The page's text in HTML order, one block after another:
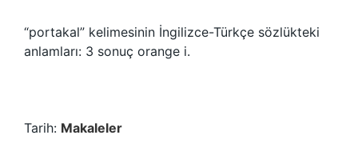
“portakal” kelimesinin İngilizce-Türkçe sözlükteki
anlamları: 3 sonuç orange i.
Tarih: Makaleler